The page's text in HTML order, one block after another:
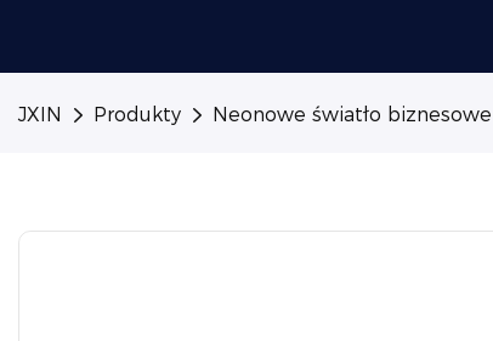
JXIN Produkty Neonowe światło biznesowe